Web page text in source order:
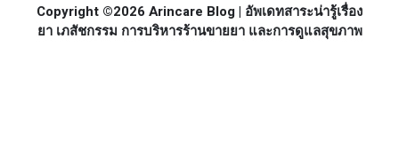
Copyright ©2026 Arincare Blog | อัพเดทสาระน่ารู้เรื่อง
ยา เภสัชกรรม การบริหารร้านขายยา และการดูแลสุขภาพ